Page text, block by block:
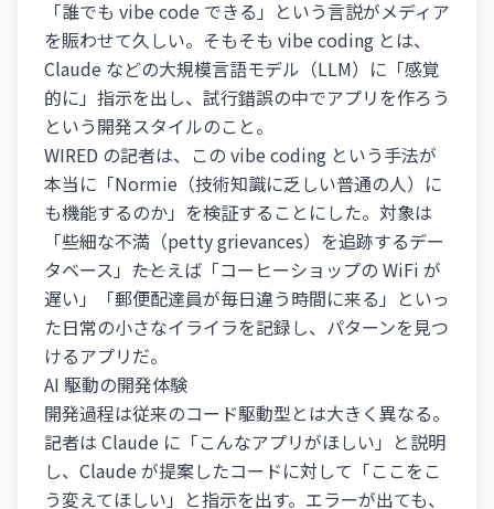
「誰でも vibe code できる」という言説がメディア
を賑わせて久しい。そもそも vibe coding とは、
Claude などの大規模言語モデル（LLM）に「感覚
的に」指示を出し、試行錯誤の中でアプリを作ろう
という開発スタイルのこと。
WIRED の記者は、この vibe coding という手法が
本当に「Normie（技術知識に乏しい普通の人）に
も機能するのか」を検証することにした。対象は
「些細な不満（petty grievances）を追跡するデー
タベース」――たとえば「コーヒーショップの WiFi が
遅い」「郵便配達員が毎日違う時間に来る」といっ
た日常の小さなイライラを記録し、パターンを見つ
けるアプリだ。
AI 駆動の開発体験
開発過程は従来のコード駆動型とは大きく異なる。
記者は Claude に「こんなアプリがほしい」と説明
し、Claude が提案したコードに対して「ここをこ
う変えてほしい」と指示を出す。エラーが出ても、